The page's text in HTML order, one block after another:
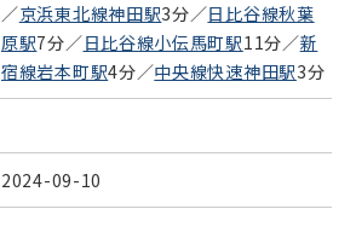
／京浜東北線神田駅3分／日比谷線秋葉
原駅7分／日比谷線小伝馬町駅11分／新
宿線岩本町駅4分／中央線快速神田駅3分
2024-09-10